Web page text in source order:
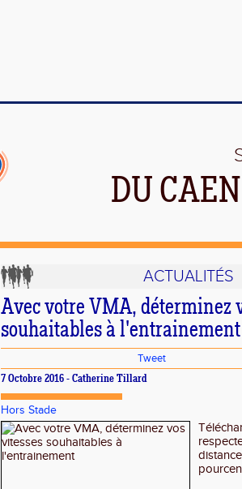
DU
ACTUALITÉS
Avec votre VMA, déterminez
souhaitables à l'entrainement
Tweet
7 Octobre 2016 - Catherine Tillard
Hors Stade